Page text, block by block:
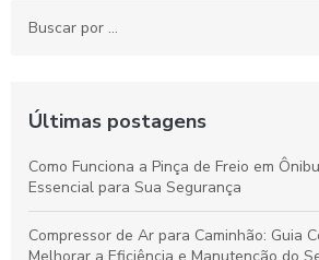
Últimas postagens
Como Funciona a Pinça de Freio em
Essencial para Sua Segurança
Compressor de Ar para Caminhão: Guia